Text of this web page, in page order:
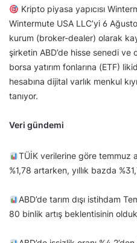
Kripto piyasa yapıcısı
Wintermute USA LLC’yi 6
kurum (broker-dealer) olarak
şirketin ABD’de hisse senedi ve
borsa yatırım fonlarına (ETF)
hesabına dijital varlık menkul
tanıyor.
Veri gündemi
TÜİK verilerine göre temmuz
%1,78 artarken, yıllık bazda
ABD’de tarım dışı istihdam
80 binlik artış beklentisinin